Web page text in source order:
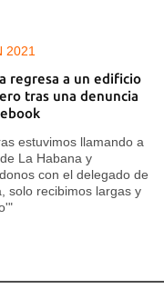
2021
regresa a un edificio
tras una denuncia
estuvimos llamando a
La Habana y
con el delegado de
solo recibimos largas y